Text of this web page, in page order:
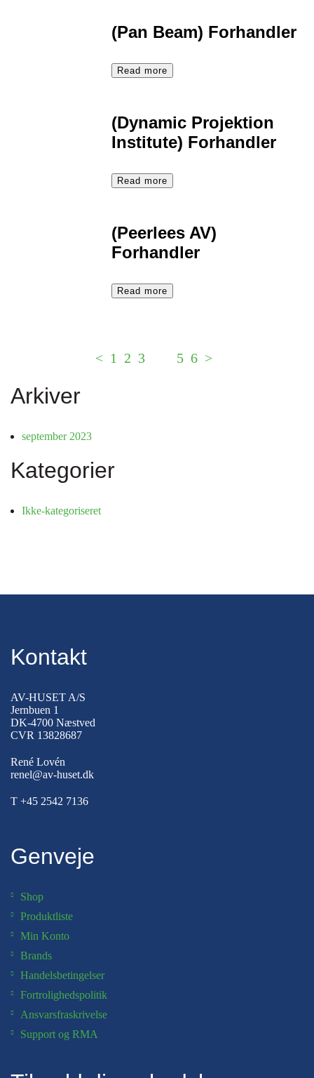
(Pan Beam) Forhandler
Read more
(Dynamic Projektion
Institute) Forhandler
Read more
(Peerlees AV)
Forhandler
Read more
< 1 2 3 5 6 >
Arkiver
september 2023
Kategorier
Ikke-kategoriseret
Kontakt
AV-HUSET A/S
Jernbuen 1
DK-4700 Næstved
CVR 13828687
René Lovén
renel@av-huset.dk
T +45 2542 7136
Genveje
Shop
Produktliste
Min Konto
Brands
Handelsbetingelser
Fortrolighedspolitik
Ansvarsfraskrivelse
Support og RMA